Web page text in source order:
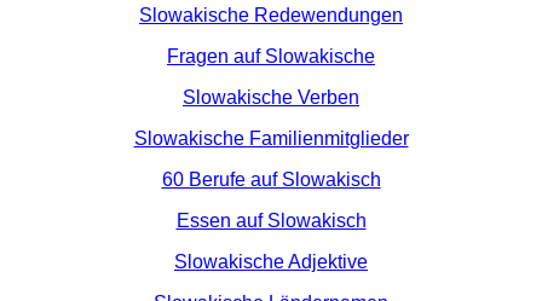
Slowakische Redewendungen
Fragen auf Slowakische
Slowakische Verben
Slowakische Familienmitglieder
60 Berufe auf Slowakisch
Essen auf Slowakisch
Slowakische Adjektive